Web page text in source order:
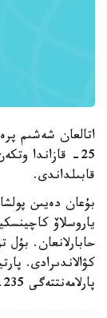
اتالعان شەشىم
25- قازاندا
قابىلداندى.
بۇعان دەيىن
ياروسلاۆ
حابارلانعان. بۇل
پارلامەنتتەگى 235- ورىنعا قۇقىق بەرەدى.